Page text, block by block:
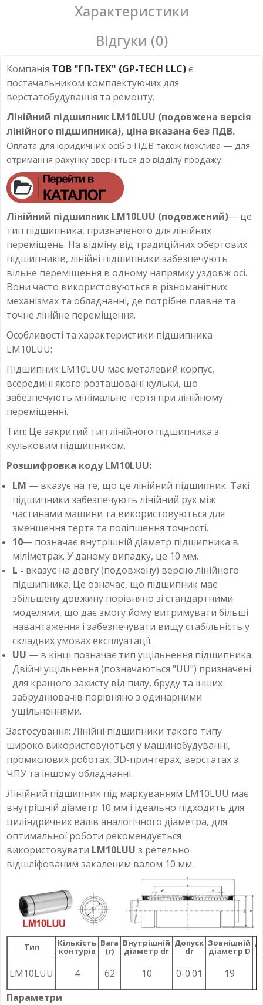
Характеристики
Відгуки (0)
Компанія ТОВ "ГП-ТЕХ" (GP-TECH LLC)є
постачальником комплектуючих для
верстатобудування та ремонту.
Лінійний підшипник LM10LUU (подовжена версія
лінійного підшипника), ціна вказана без ПДВ.
Оплата для юридичних осіб з ПДВ також можлива — для
отримання рахунку зверніться до відділу продажу.
Лінійний підшипник LM10LUU (подовжений)— це
тип підшипника, призначеного для лінійних
переміщень. На відміну від традиційних обертових
підшипників, лінійні підшипники забезпечують
вільне переміщення в одному напрямку уздовж осі.
Вони часто використовуються в різноманітних
механізмах та обладнанні, де потрібне плавне та
точне лінійне переміщення.
Особливості та характеристики підшипника
LM10LUU:
Підшипник LM10LUU має металевий корпус,
всередині якого розташовані кульки, що
забезпечують мінімальне тертя при лінійному
переміщенні.
Тип: Це закритий тип лінійного підшипника з
кульковим підшипником.
Розшифровка коду LM10LUU:
LM — вказує на те, що це лінійний підшипник. Такі
підшипники забезпечують лінійний рух між
частинами машини та використовуються для
зменшення тертя та поліпшення точності.
10— позначає внутрішній діаметр підшипника в
міліметрах. У даному випадку, це 10 мм.
L - вказує на довгу (подовжену) версію лінійного
підшипника. Це означає, що підшипник має
збільшену довжину порівняно зі стандартними
моделями, що дає змогу йому витримувати більші
навантаження і забезпечувати вищу стабільність у
складних умовах експлуатації.
UU — в кінці позначає тип ущільнення підшипника.
Двійні ущільнення (позначаються "UU") призначені
для кращого захисту від пилу, бруду та інших
забруднювачів порівняно з одинарними
ущільненнями.
Застосування: Лінійні підшипники такого типу
широко використовуються у машинобудуванні,
промислових роботах, 3D-принтерах, верстатах з
ЧПУ та іншому обладнанні.
Лінійний підшипник під маркуванням LM10LUU має
внутрішній діаметр 10 мм і ідеально підходить для
циліндричних валів аналогічного діаметра, для
оптимальної роботи рекомендується
використовувати LM10LUU з ретельно
відшліфованим закаленим валом 10 мм.
Тип Кількість
контурів
Вага
(г)
Внутрішній
діаметр dr
Допуск
dr
Зовнішній
діаметр D
LM10LUU 4 62 10 0-0.01 19
Параметри